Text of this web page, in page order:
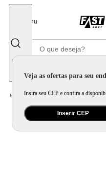
Menu
Veja as ofertas para seu
Insira seu CEP e confira a
Inserir CEP
Home Brinquedo e Colecionável / Para Colecionar